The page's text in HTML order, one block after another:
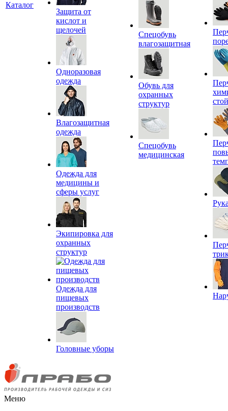
Каталог
Защита от
кислот и
щелочей
Одноразовая
одежда
Влагозащитная
одежда
Одежда для
медицины и
сферы услуг
Экипировка для
охранных
структур
Одежда для
пищевых
производств
Головные уборы
Спецобувь
влагозащитная
Обувь для
охранных
структур
Спецобувь
медицинская
Меню